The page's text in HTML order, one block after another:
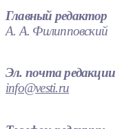
Главный редактор
А. А. Филипповский
Эл. почта редакции
info@vesti.ru